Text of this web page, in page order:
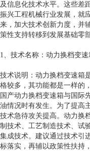
及信息化技术水平。这些差
振兴工程机械行业发展，就
来，加大技术创新力度，并
策性支持转移到发展基础零
1、技术名称：动力换档变
技术说明：动力换档变速箱
格较多，其功能都是一样的
国产动力换档变速箱与国际
油情况时有发生。为了提高
技术急待攻关提高。动力换
制技术、工艺制造技术、试
集成技术。建议通过技术引
标落实，再辅以政策性扶持